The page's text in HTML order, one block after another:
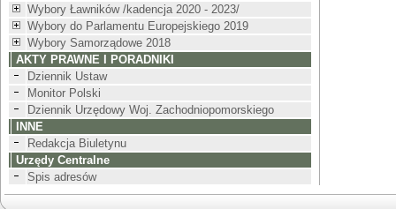
Wybory Ławników /kadencja 2020 - 2023/
Wybory do Parlamentu Europejskiego 2019
Wybory Samorządowe 2018
AKTY PRAWNE I PORADNIKI
Dziennik Ustaw
Monitor Polski
Dziennik Urzędowy Woj. Zachodniopomorskiego
INNE
Redakcja Biuletynu
Urzędy Centralne
Spis adresów